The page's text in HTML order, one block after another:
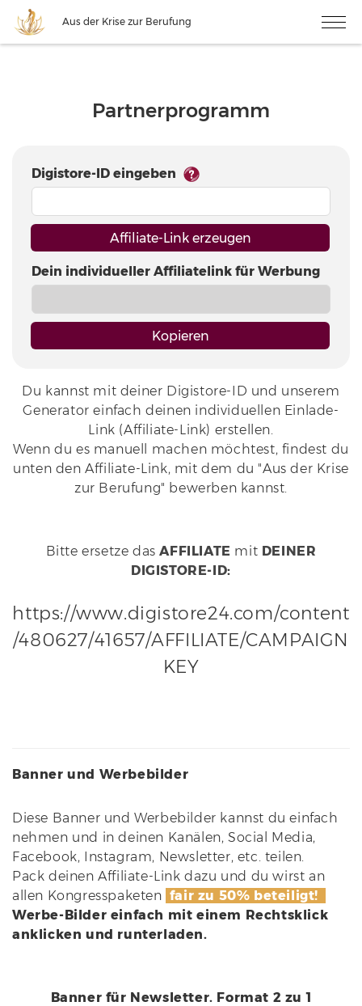
Aus der Krise zur Berufung
Partnerprogramm
Digistore-ID eingeben
Affiliate-Link erzeugen
Dein individueller Affiliatelink für Werbung
Kopieren
Du kannst mit deiner Digistore-ID und unserem
Generator einfach deinen individuellen Einlade-
Link (Affiliate-Link) erstellen.
Wenn du es manuell machen möchtest, findest du
unten den Affiliate-Link, mit dem du "Aus der Krise
zur Berufung" bewerben kannst.
Bitte ersetze dasAFFILIATE mit DEINER
DIGISTORE-ID:
https://www.digistore24.com/content
/480627/41657/AFFILIATE/CAMPAIGN
KEY
Banner und Werbebilder
Diese Banner und Werbebilder kannst du einfach
nehmen und in deinen Kanälen, Social Media,
Facebook, Instagram, Newsletter, etc. teilen.
Pack deinen Affiliate-Link dazu und du wirst an
allen Kongresspaketen fair zu 50% beteiligt!
Werbe-Bilder einfach mit einem Rechtsklick
anklicken und runterladen.
Banner für Newsletter. Format 2 zu 1